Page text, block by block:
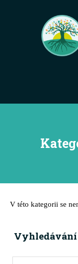
V této kategorii se